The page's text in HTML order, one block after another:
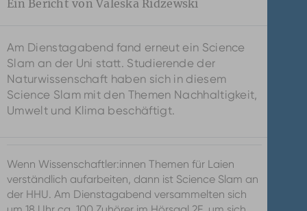
Ein Bericht von Valeska Ridzewski
Am Dienstagabend fand erneut ein Science
Slam an der Uni statt. Studierende der
Naturwissenschaft haben sich in diesem
Science Slam mit den Themen Nachhaltigkeit,
Umwelt und Klima beschäftigt.
Wenn Wissenschaftler:innen Themen für Laien
verständlich aufarbeiten, dann ist Science Slam an
der HHU. Am Dienstagabend versammelten sich